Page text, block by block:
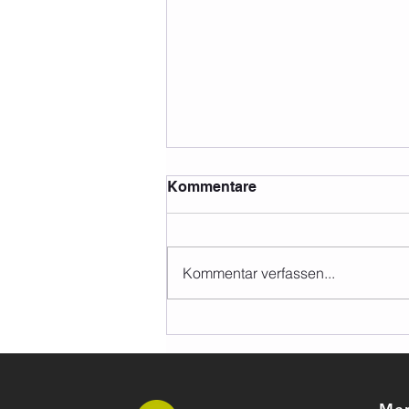
Happy New Year 2025
Kommentare
Kommentar verfassen...